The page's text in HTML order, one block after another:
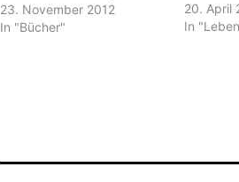
23. November 2012
In "Bücher"
20. April
In